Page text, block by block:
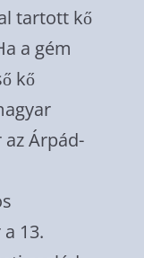
tartott kő
a gém
kő
Árpád-
13.